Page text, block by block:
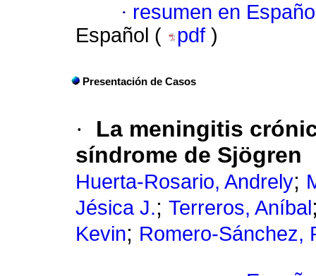
· resumen en
Español (
pdf )
Presentación de Casos
·
La meningitis
síndrome de Sjögren
Huerta-Rosario, Andrely;
Jésica J.; Terreros, Aníbal
Kevin; Romero-Sánchez,